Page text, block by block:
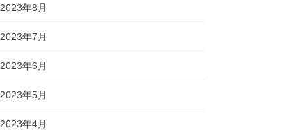
2023年8月
2023年7月
2023年6月
2023年5月
2023年4月